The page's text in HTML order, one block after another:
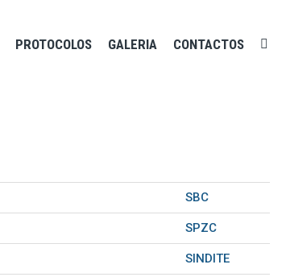
PROTOCOLOS GALERIA CONTACTOS
SBC
SPZC
SINDITE